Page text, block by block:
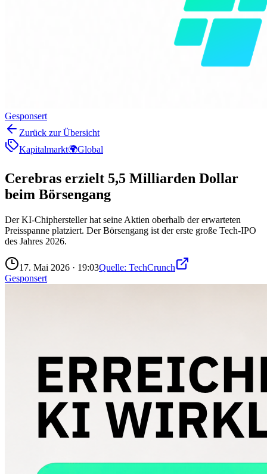
Gesponsert
Zurück zur Übersicht
Kapitalmarkt🌍Global
Cerebras erzielt 5,5 Milliarden Dollar
beim Börsengang
Der KI-Chiphersteller hat seine Aktien oberhalb der erwarteten
Preisspanne platziert. Der Börsengang ist der erste große Tech-IPO
des Jahres 2026.
17. Mai 2026 · 19:03Quelle: TechCrunch
Gesponsert